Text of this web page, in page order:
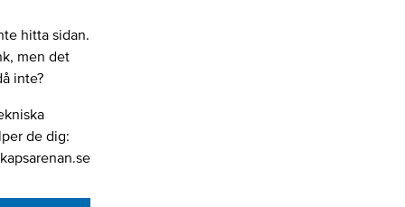
hitta sidan.
men det
inte?
de dig: